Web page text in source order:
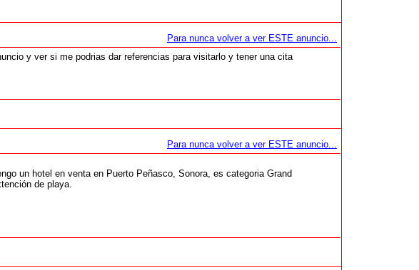
Para nunca volver a ver ESTE anuncio...
y ver si me podrias dar referencias para visitarlo y tener una cita
Para nunca volver a ver ESTE anuncio...
un hotel en venta en Puerto Peñasco, Sonora, es categoria Grand
de playa.